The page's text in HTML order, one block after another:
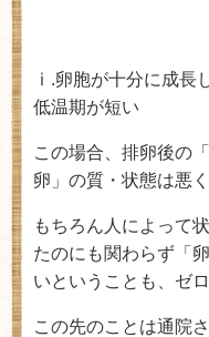
ⅰ .卵胞が十分に成長
低温期が短い
この場合、排卵後の
卵」の質・状態は悪
もちろん人によって
たのにも関わらず「
いということも、ゼ
この先のことは通院